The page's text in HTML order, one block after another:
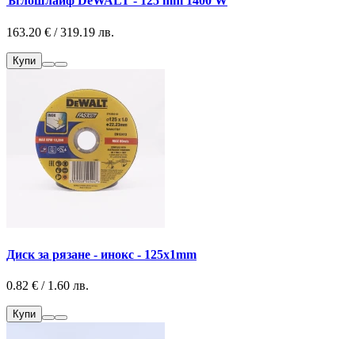
163.20 € / 319.19 лв.
Купи
Диск за рязане - инокс - 125х1mm
0.82 € / 1.60 лв.
Купи